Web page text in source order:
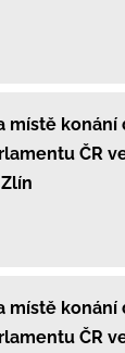
místě
ČR
místě
ČR